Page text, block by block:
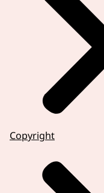
Copyright